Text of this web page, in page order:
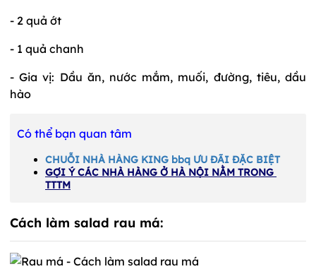
- 2 quả ớt
- 1 quả chanh
- Gia vị: Dầu ăn, nước mắm, muối, đường, tiêu, dầu
hào
Có thể bạn quan tâm
CHUỖI NHÀ HÀNG KING bbq ƯU ĐÃI ĐẶC BIỆT
GỢI Ý CÁC NHÀ HÀNG Ở HÀ NỘI NẰM TRONG
TTTM
Cách làm salad rau má: